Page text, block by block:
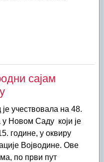
сајам
учествовала на 48.
Новом Саду који је
године, у оквиру
Војводине. Ове
по први пут